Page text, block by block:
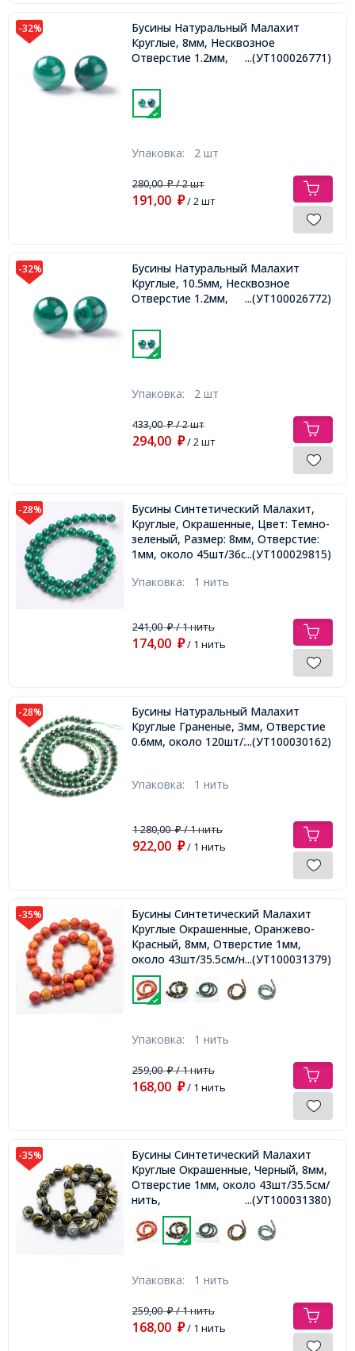
-32%
Бусины Натуральный Малахит
Круглые, 8мм, Несквозное
Отверстие 1.2мм,
...(УТ100026771)
Упаковка: 2 шт
280,00₽/ 2 шт
191,00 ₽/ 2 шт
-32%
Бусины Натуральный Малахит
Круглые, 10.5мм, Несквозное
Отверстие 1.2мм,
...(УТ100026772)
Упаковка: 2 шт
433,00₽/ 2 шт
294,00 ₽/ 2 шт
-28%
Бусины Синтетический Малахит,
Круглые, Окрашенные, Цвет: Темно-
зеленый, Размер: 8мм, Отверстие:
1мм, около 45шт/36см/нить,...(УТ100029815)
Упаковка: 1 нить
241,00₽/ 1 нить
174,00 ₽/ 1 нить
-28%
Бусины Натуральный Малахит
Круглые Граненые, 3мм, Отверстие
0.6мм, около 120шт/36см/нить,
...(УТ100030162)
Упаковка: 1 нить
1 280,00₽/ 1 нить
922,00 ₽/ 1 нить
-35%
Бусины Синтетический Малахит
Круглые Окрашенные, Оранжево-
Красный, 8мм, Отверстие 1мм,
около 43шт/35.5см/нить,...(УТ100031379)
Упаковка: 1 нить
259,00₽/ 1 нить
168,00 ₽/ 1 нить
-35%
Бусины Синтетический Малахит
Круглые Окрашенные, Черный, 8мм,
Отверстие 1мм, около 43шт/35.5см/
нить,
...(УТ100031380)
Упаковка: 1 нить
259,00₽/ 1 нить
168,00 ₽/ 1 нить